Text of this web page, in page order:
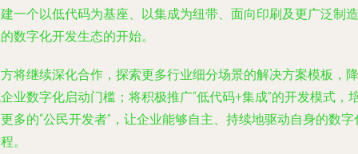
一个以低代码为基座、以集成为纽带、面向印刷及更广泛制造
数字化开发生态的开始。
将继续深化合作，探索更多行业细分场景的解决方案模板，降
业数字化启动门槛；将积极推广“低代码+集成”的开发模式，
多的“公民开发者”，让企业能够自主、持续地驱动自身的数字
。